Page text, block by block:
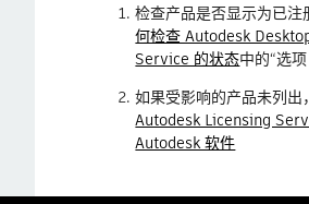
检查产品是否显示为已注
何检查 Autodesk
Service 的状态中的“选
如果受影响的产品未列出
Autodesk Licensing
Autodesk 软件